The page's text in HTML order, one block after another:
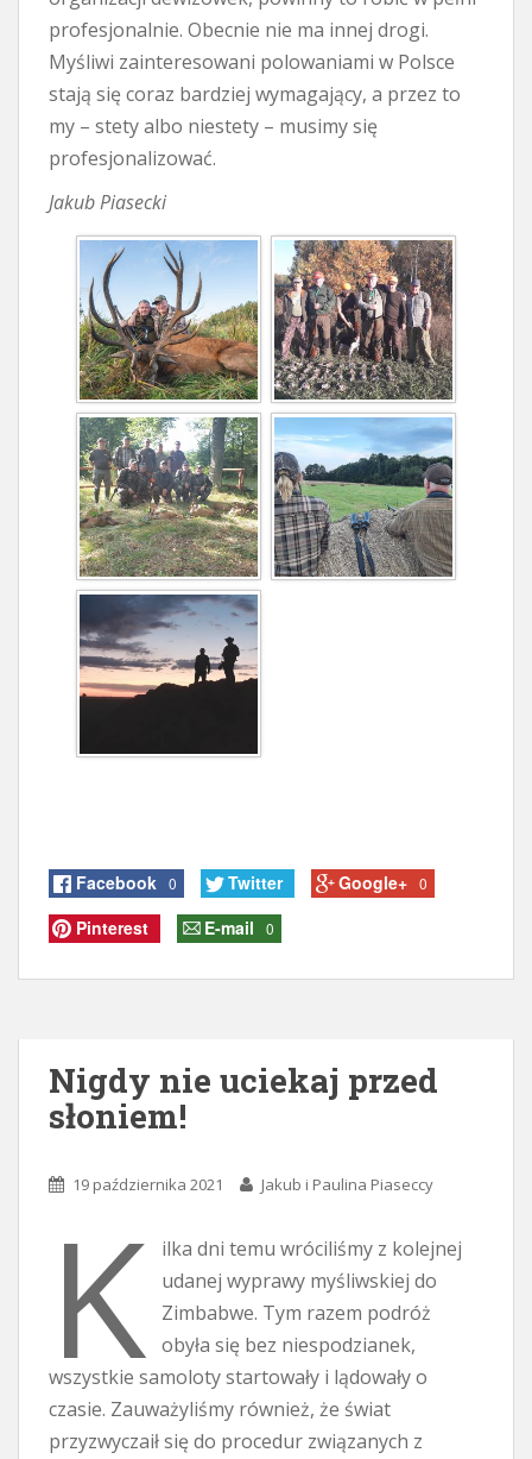
profesjonalnie. Obecnie nie ma innej drogi.
Myśliwi zainteresowani polowaniami w Polsce
stają się coraz bardziej wymagający, a przez to
my – stety albo niestety – musimy się
profesjonalizować.
Jakub Piasecki
Facebook 0 Twitter Google+ 0
Pinterest E-mail 0
Nigdy nie uciekaj przed
słoniem!
19 października 2021 Jakub i Paulina Piaseccy
K
ilka dni temu wróciliśmy z kolejnej
udanej wyprawy myśliwskiej do
Zimbabwe. Tym razem podróż
obyła się bez niespodzianek,
wszystkie samoloty startowały i lądowały o
czasie. Zauważyliśmy również, że świat
przyzwyczaił się do procedur związanych z